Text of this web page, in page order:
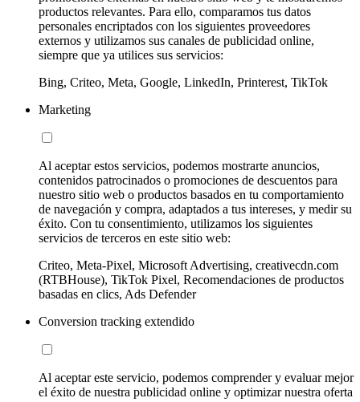
productos relevantes. Para ello, comparamos tus datos
personales encriptados con los siguientes proveedores
externos y utilizamos sus canales de publicidad online,
siempre que ya utilices sus servicios:
Bing, Criteo, Meta, Google, LinkedIn, Printerest, TikTok
Marketing
Al aceptar estos servicios, podemos mostrarte anuncios,
contenidos patrocinados o promociones de descuentos para
nuestro sitio web o productos basados en tu comportamiento
de navegación y compra, adaptados a tus intereses, y medir su
éxito. Con tu consentimiento, utilizamos los siguientes
servicios de terceros en este sitio web:
Criteo, Meta-Pixel, Microsoft Advertising, creativecdn.com
(RTBHouse), TikTok Pixel, Recomendaciones de productos
basadas en clics, Ads Defender
Conversion tracking extendido
Al aceptar este servicio, podemos comprender y evaluar mejor
el éxito de nuestra publicidad online y optimizar nuestra oferta